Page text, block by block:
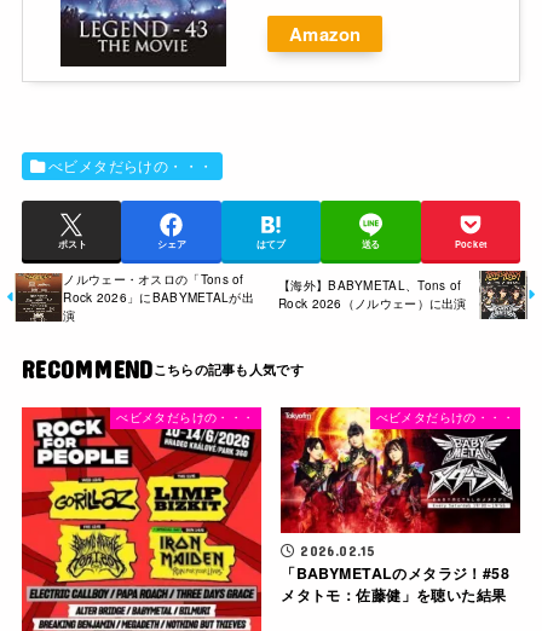
Amazon
べビメタだらけの・・・
ポスト シェア はてブ 送る Pocket
ノルウェー・オスロの「Tons of
Rock 2026」にBABYMETALが出
演
【海外】BABYMETAL、Tons of
Rock 2026（ノルウェー）に出演
RECOMMEND
べビメタだらけの・・・ べビメタだらけの・・・
2026.02.15
「BABYMETALのメタラジ！#58
メタトモ：佐藤健」を聴いた結果